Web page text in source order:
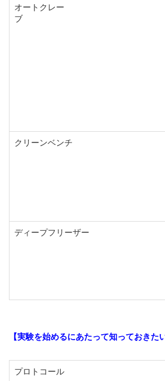
オートクレー
ブ
クリーンベンチ
ディープフリーザー
【実験を始めるにあたって知っておきた
プロトコール